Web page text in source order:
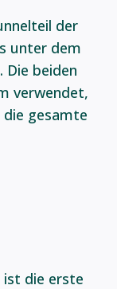
der
unter dem
beiden
verwendet,
gesamte
ist die erste